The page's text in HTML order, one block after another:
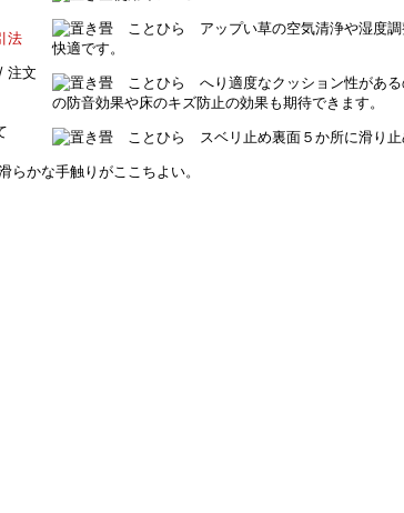
法
注文
い草の空気清浄や湿度
快適です。
適度なクッション性があ
の防音効果や床のキズ防止の効果も期待できます。
裏面５か所に滑り止
らかな手触りがここちよい。